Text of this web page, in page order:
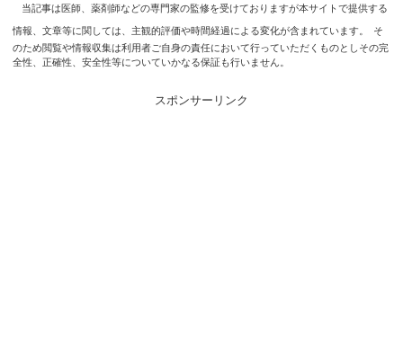
当記事は医師、薬剤師などの専門家の監修を受けておりますが本サイトで提供する
情報、文章等に関しては、主観的評価や時間経過による変化が含まれています。
そ
のため閲覧や情報収集は利用者ご自身の責任において行っていただくものとしその完
全性、正確性、安全性等についていかなる保証も行いません。
スポンサーリンク